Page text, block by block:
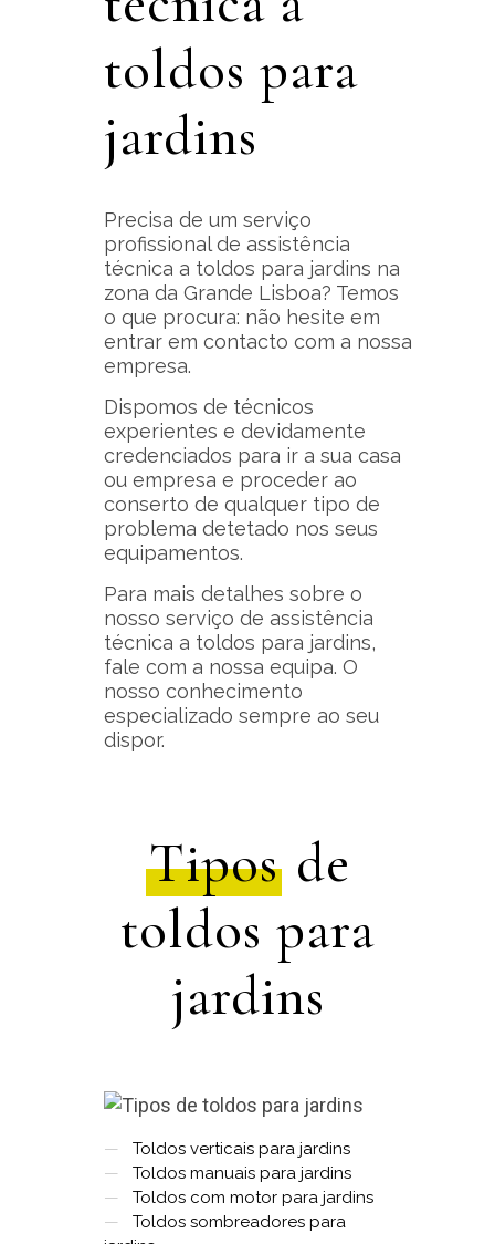
toldos para
jardins
Precisa de um serviço
profissional de assistência
técnica a toldos para jardins na
zona da Grande Lisboa? Temos
o que procura: não hesite em
entrar em contacto com a nossa
empresa.
Dispomos de técnicos
experientes e devidamente
credenciados para ir a sua casa
ou empresa e proceder ao
conserto de qualquer tipo de
problema detetado nos seus
equipamentos.
Para mais detalhes sobre o
nosso serviço de assistência
técnica a toldos para jardins,
fale com a nossa equipa. O
nosso conhecimento
especializado sempre ao seu
dispor.
Tiposde
toldos para
jardins
—
Toldos verticais para jardins
—
Toldos manuais para jardins
—
Toldos com motor para jardins
—
Toldos sombreadores para